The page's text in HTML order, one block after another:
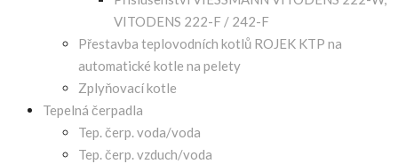
VITODENS 222-F / 242-F
Přestavba teplovodních kotlů ROJEK KTP na
automatické kotle na pelety
Zplyňovací kotle
Tepelná čerpadla
Tep. čerp. voda/voda
Tep. čerp. vzduch/voda